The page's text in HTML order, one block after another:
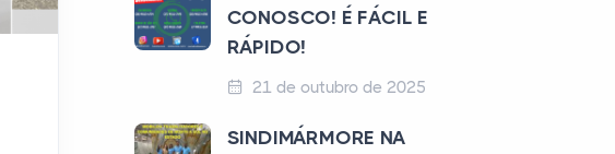
CONOSCO! É FÁCIL E
RÁPIDO!
21 de outubro de 2025
SINDIMÁRMORE NA